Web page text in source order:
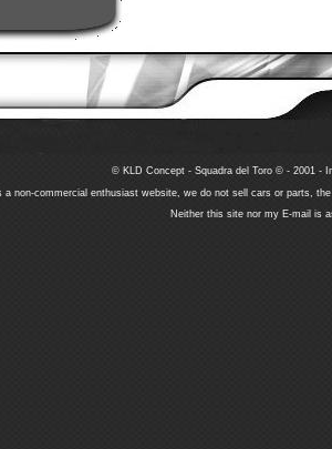
© KLD Concept - Squadra del Toro © - 2001 -
a non-commercial enthusiast website, we do not sell cars or parts,
Neither this site nor my E-mail is